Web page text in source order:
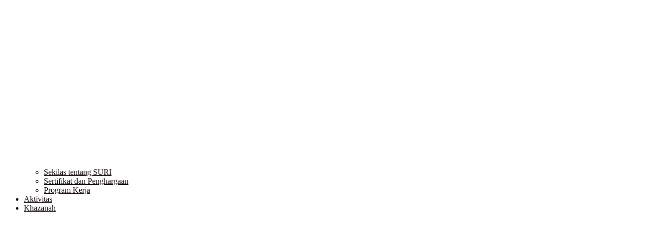
Sekilas tentang SURI
Sertifikat dan Penghargaan
Program Kerja
Aktivitas
Khazanah